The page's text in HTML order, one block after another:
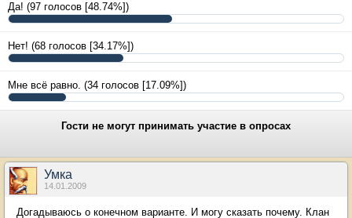
Да! (97 голосов [48.74%])
Нет! (68 голосов [34.17%])
Мне всё равно. (34 голосов [17.09%])
Гости не могут принимать участие в опросах
Умка
14.01.2009
Догадываюсь о конечном варианте. И могу сказать почему. Клан